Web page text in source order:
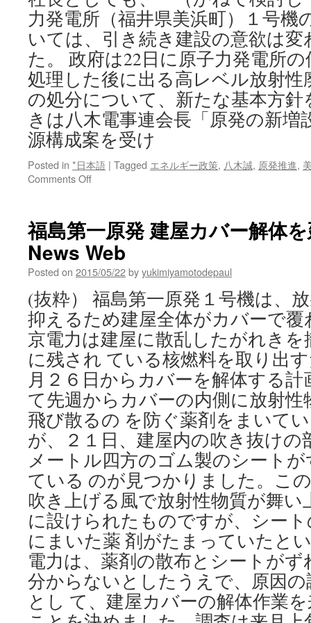
力発電所（福井県美浜町）１号機
いては、引き続き建設の意欲は
た。 政府は22日に原子力発電所
処理した後に出る高レベル放射性
の処分について、新たな基本方針
きは八木電事連会長「原発の新増
源構成案を受け
Posted in *日本語 | Tagged エネルギー政策, 八木誠, 原発推進,
Comments Offon
事
連
会
長
「原
発
の
新
増
設
は
必
要」
政
府
の
電
源
構
成
案
を
受
け
via
日
本
経
福島第一原発 建屋カバー解体
News Web
Posted on 2015/05/22byyukimiyamotodepaul
(抜粋） 福島第一原発１号機は、
抑えるため建屋全体がカバーで
京電力は建屋に散乱したがれき
に残され ている核燃料を取り出
月２６日からカバーを解体する
て先週からカバーの内側に放射
飛び散るの を防ぐ薬剤をまいて
が、２１日、建屋内の吹き抜け
メートル四方のゴム製のシート
ている のが見つかりました。こ
吹き上げる風で放射性物質が舞
に設けられたものですが、シー
にまいた薬 剤がたまっていたと
電力は、薬剤の散布とシートが
分からないとしたうえで、原因
とし て、建屋カバーの解体作業